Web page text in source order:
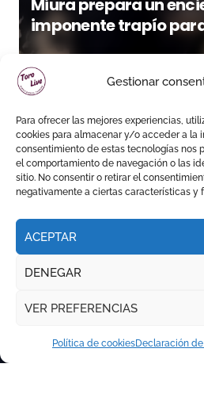
Gestionar
Para ofrecer las mejores experiencias,
cookies para almacenar y/o acceder a la
consentimiento de estas tecnologías nos
el comportamiento de navegación o las
sitio. No consentir o retirar el
negativamente a ciertas características y
ACEPTAR
DENEGAR
VER PREFERENCIAS
Política de cookiesDeclaración
Miura prepara un
imponente trapío
Corrida Magallánica